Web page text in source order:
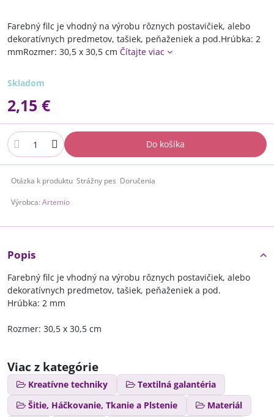
Farebný filc je vhodný na výrobu rôznych postavičiek, alebo
dekoratívnych predmetov, tašiek, peňaženiek a pod.Hrúbka: 2
mmRozmer: 30,5 x 30,5 cm Čítajte viac
Skladom
2,15 €
Do košíka
Otázka k produktu Strážny pes Doručenia
Výrobca: Artemio
Popis
Farebný filc je vhodný na výrobu rôznych postavičiek, alebo
dekoratívnych predmetov, tašiek, peňaženiek a pod.
Hrúbka: 2 mm
Rozmer: 30,5 x 30,5 cm
Viac z kategórie
Kreatívne techniky
Textilná galantéria
Šitie, Háčkovanie, Tkanie a Plstenie
Materiál